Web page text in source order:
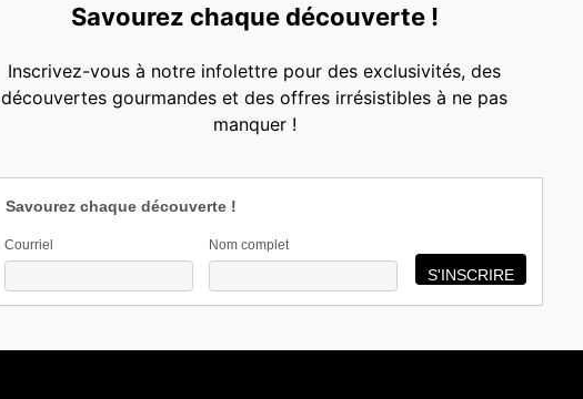
Savourez chaque découverte !
Inscrivez-vous à notre infolettre pour des exclusivités, des
découvertes gourmandes et des offres irrésistibles à ne pas
manquer !
Savourez chaque découverte !
Courriel Nom complet